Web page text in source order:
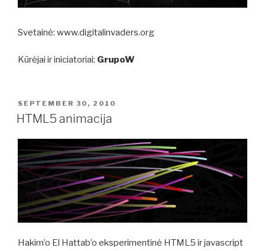
Svetainė: www.digitalinvaders.org
Kūrėjai ir iniciatoriai: GrupoW
POSTED
ON
SEPTEMBER 30, 2010
HTML5 animacija
Hakim’o El Hattab’o eksperimentinė HTML5 ir javascript